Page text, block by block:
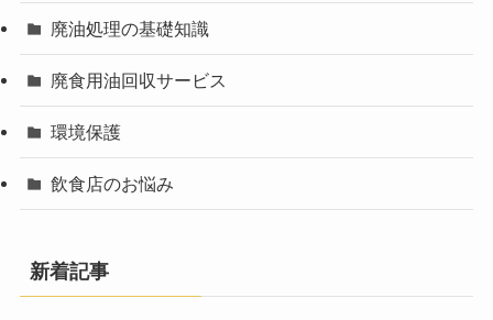
廃油処理の基礎知識
廃食用油回収サービス
環境保護
飲食店のお悩み
新着記事